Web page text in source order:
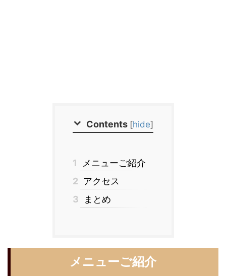
Contents [hide]
1
メニューご紹介
2 アクセス
3
まとめ
メニューご紹介